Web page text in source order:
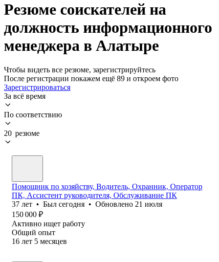
Резюме соискателей на
должность информационного
менеджера в Алатыре
Чтобы видеть все резюме, зарегистрируйтесь
После регистрации покажем ещё 89 и откроем фото
Зарегистрироваться
За всё время
По соответствию
20 резюме
Помощник по хозяйству, Водитель, Охранник, Оператор
ПК, Ассистент руководителя, Обслуживание ПК
37 лет • Был сегодня • Обновлено 21 июля
150 000 ₽
Активно ищет работу
Общий опыт
16 лет 5 месяцев